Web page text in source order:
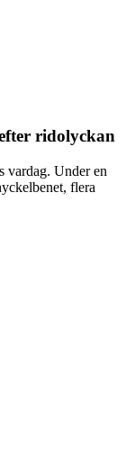
ridolyckan
vardag. Under en
flera